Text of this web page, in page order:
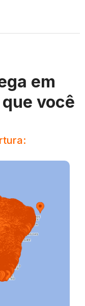
em
você